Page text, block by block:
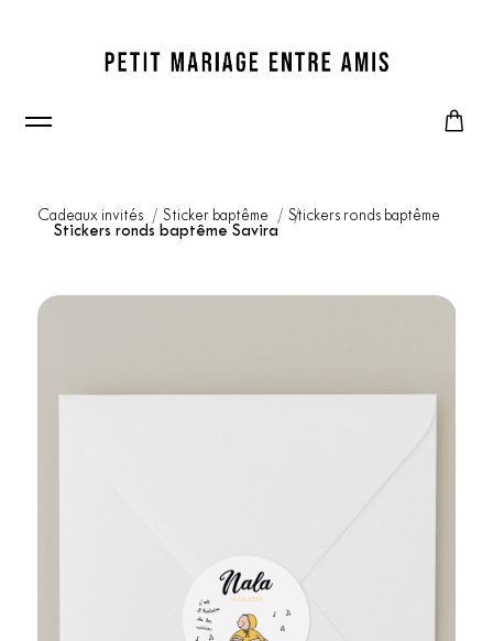
Cadeaux invités Sticker baptême
Stickers ronds baptême
Stickers ronds baptême Savira